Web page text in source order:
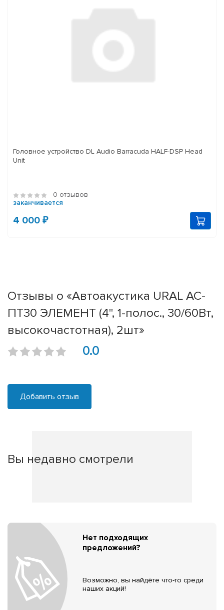
Головное устройство DL Audio Barracuda HALF-DSP Head
Unit
0 отзывов
заканчивается
4 000 ₽
Отзывы о «Автоакустика URAL АС-
ПТ30 ЭЛЕМЕНТ (4", 1-полос., 30/60Вт,
высокочастотная), 2шт»
0.0
Добавить отзыв
Вы недавно смотрели
Нет подходящих
предложений?
Возможно, вы найдёте что-то среди
наших акций!